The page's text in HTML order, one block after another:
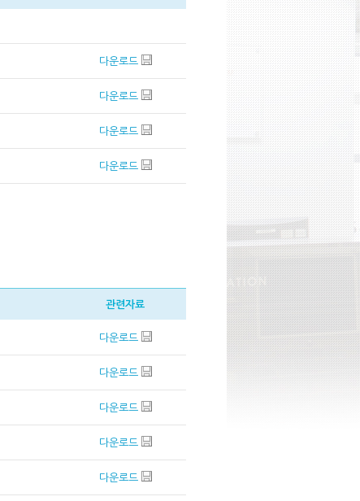
다운로드
다운로드
다운로드
다운로드
관련자료
다운로드
다운로드
다운로드
다운로드
다운로드